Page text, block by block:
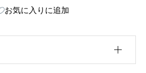
お気に入りに追加